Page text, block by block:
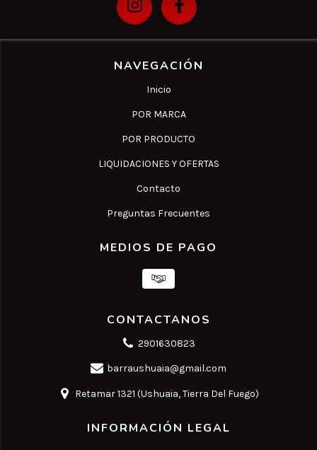
NAVEGACIÓN
Inicio
POR MARCA
POR PRODUCTO
LIQUIDACIONES Y OFERTAS
Contacto
Preguntas Frecuentes
MEDIOS DE PAGO
CONTACTANOS
2901630823
barraushuaia@gmail.com
Retamar 1321 (Ushuaia, Tierra Del Fuego)
INFORMACIÓN LEGAL